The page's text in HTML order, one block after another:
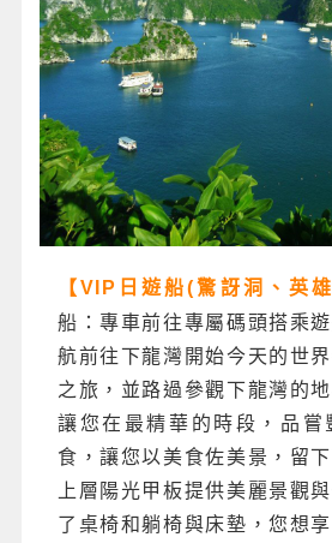
【VIP日遊船(驚訝洞、英
船：專車前往專屬碼頭搭乘
航前往下龍灣開始今天的世
之旅，並路過參觀下龍灣的
讓您在最精華的時段，品嘗
食，讓您以美食佐美景，留
上層陽光甲板提供美麗景觀
了桌椅和躺椅與床墊，您想